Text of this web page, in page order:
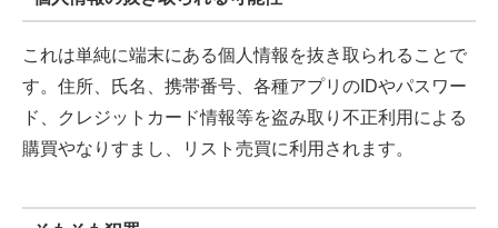
これは単純に端末にある個人情報を抜き取られることで
す。住所、氏名、携帯番号、各種アプリのIDやパスワー
ド、クレジットカード情報等を盗み取り不正利用による
購買やなりすまし、リスト売買に利用されます。